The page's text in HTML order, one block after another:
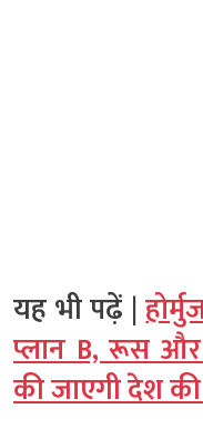
यह भी पढ़ें |
प्लान B, रूस
की जाएगी देश की